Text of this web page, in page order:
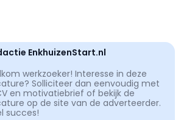
EnkhuizenStart.nl
werkzoeker! Interesse in deze
Solliciteer dan eenvoudig met
en motivatiebrief of bekijk de
op de site van de adverteerder.
succes!